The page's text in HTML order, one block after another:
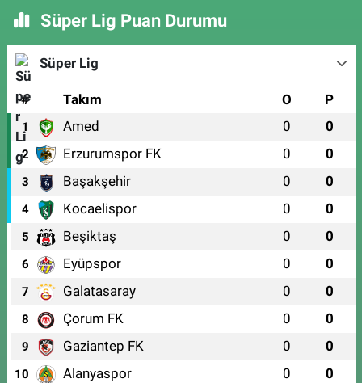
Süper Lig Puan Durumu
Süper Lig
# Takım O P
1 Amed 0 0
2 Erzurumspor FK 0 0
3 Başakşehir 0 0
4 Kocaelispor 0 0
5 Beşiktaş 0 0
6 Eyüpspor 0 0
7 Galatasaray 0 0
8 Çorum FK 0 0
9 Gaziantep FK 0 0
10 Alanyaspor 0 0